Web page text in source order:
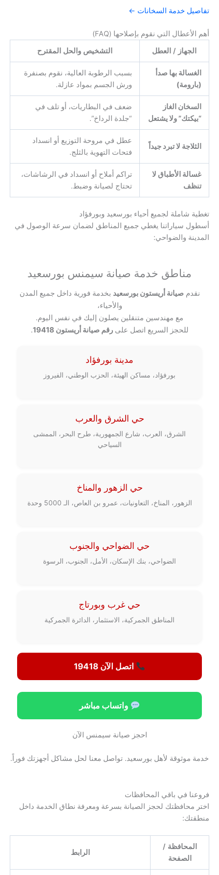
تفاصيل خدمة السخانات ←
أهم الأعطال التي نقوم بإصلاحها (FAQ)
الجهاز / العطل
التشخيص والحل المقترح
الغسالة بها صدأ
(بارومة)
بسبب الرطوبة العالية، نقوم بصنفرة
ورش الجسم بمواد عازلة.
السخان الغاز
“بيكتك” ولا يشتعل
ضعف في البطاريات، أو تلف في
“جلدة الرداخ”.
الثلاجة لا تبرد جيداً
عطل في مروحة التوزيع أو انسداد
فتحات التهوية بالثلج.
غسالة الأطباق لا
تنظف
تراكم أملاح أو انسداد في الرشاشات،
تحتاج لصيانة وضبط.
تغطية شاملة لجميع أحياء بورسعيد وبورفؤاد
أسطول سياراتنا يغطي جميع المناطق لضمان سرعة الوصول في
المدينة والضواحي:
مناطق خدمة صيانة سيمنس بورسعيد
نقدمصيانة أريستون بورسعيد بخدمة فورية داخل جميع المدن
والأحياء،
مع مهندسين متنقلين يصلون إليك في نفس اليوم.
للحجز السريع اتصل علىرقم صيانة أريستون 19418 .
مدينة بورفؤاد
بورفؤاد، مساكن الهيئة، الحزب الوطني، الفيروز
حي الشرق والعرب
الشرق، العرب، شارع الجمهورية، طرح البحر، الممشى
السياحي
حي الزهور والمناخ
الزهور، المناخ، التعاونيات، عمرو بن العاص، الـ 5000 وحدة
حي الضواحي والجنوب
الضواحي، بنك الإسكان، الأمل، الجنوب، الرسوة
حي غرب وبورتاج
المناطق الجمركية، الاستثمار، الدائرة الجمركية
اتصل الآن 19418
واتساب مباشر
احجز صيانة سيمنس الآن
خدمة موثوقة لأهل بورسعيد. تواصل معنا لحل مشاكل أجهزتك فوراً.
فروعنا في باقي المحافظات
اختر محافظتك لحجز الصيانة بسرعة ومعرفة نطاق الخدمة داخل
منطقتك:
المحافظة /
الصفحة
الرابط